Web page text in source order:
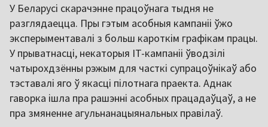
У Беларусі скарачэнне працоўнага тыдня не
разглядаецца. Пры гэтым асобныя кампаніі ўжо
эксперыментавалі з больш кароткім графікам працы.
У прыватнасці, некаторыя IT-кампаніі ўводзілі
чатырохдзённы рэжым для часткі супрацоўнікаў або
тэставалі яго ў якасці пілотнага праекта. Аднак
гаворка ішла пра рашэнні асобных працадаўцаў, а не
пра змяненне агульнанацыянальных правілаў.